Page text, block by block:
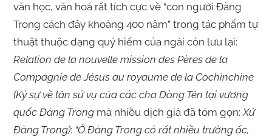
văn học, văn hoá rất tích cực về “con người Đàng
Trong cách đây khoảng 400 năm” trong tác phẩm tự
thuật thuộc dạng quý hiếm của ngài còn lưu lại:
Relation de la nouvelle mission des Pères de la
Compagnie de Jésus au royaume de la Cochinchine
(Ký sự về tân sứ vụ của các cha Dòng Tên tại vương
quốc Đàng Trongmà nhiều dịch giả đã tóm gọn:Xứ
Đàng Trong): “Ở Đàng Trong có rất nhiều trường ốc,